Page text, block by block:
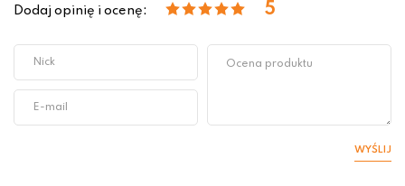
Dodaj opinię i ocenę: 5
WYŚLIJ